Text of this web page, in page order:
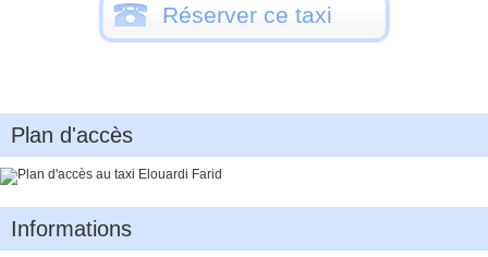
Réserver ce taxi
Plan d'accès
Informations